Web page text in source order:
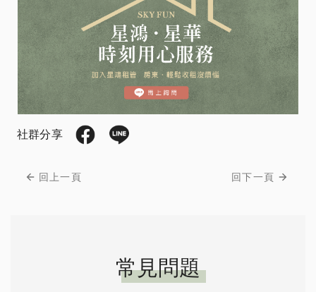
社群分享
回上一頁 回下一頁
常見問題